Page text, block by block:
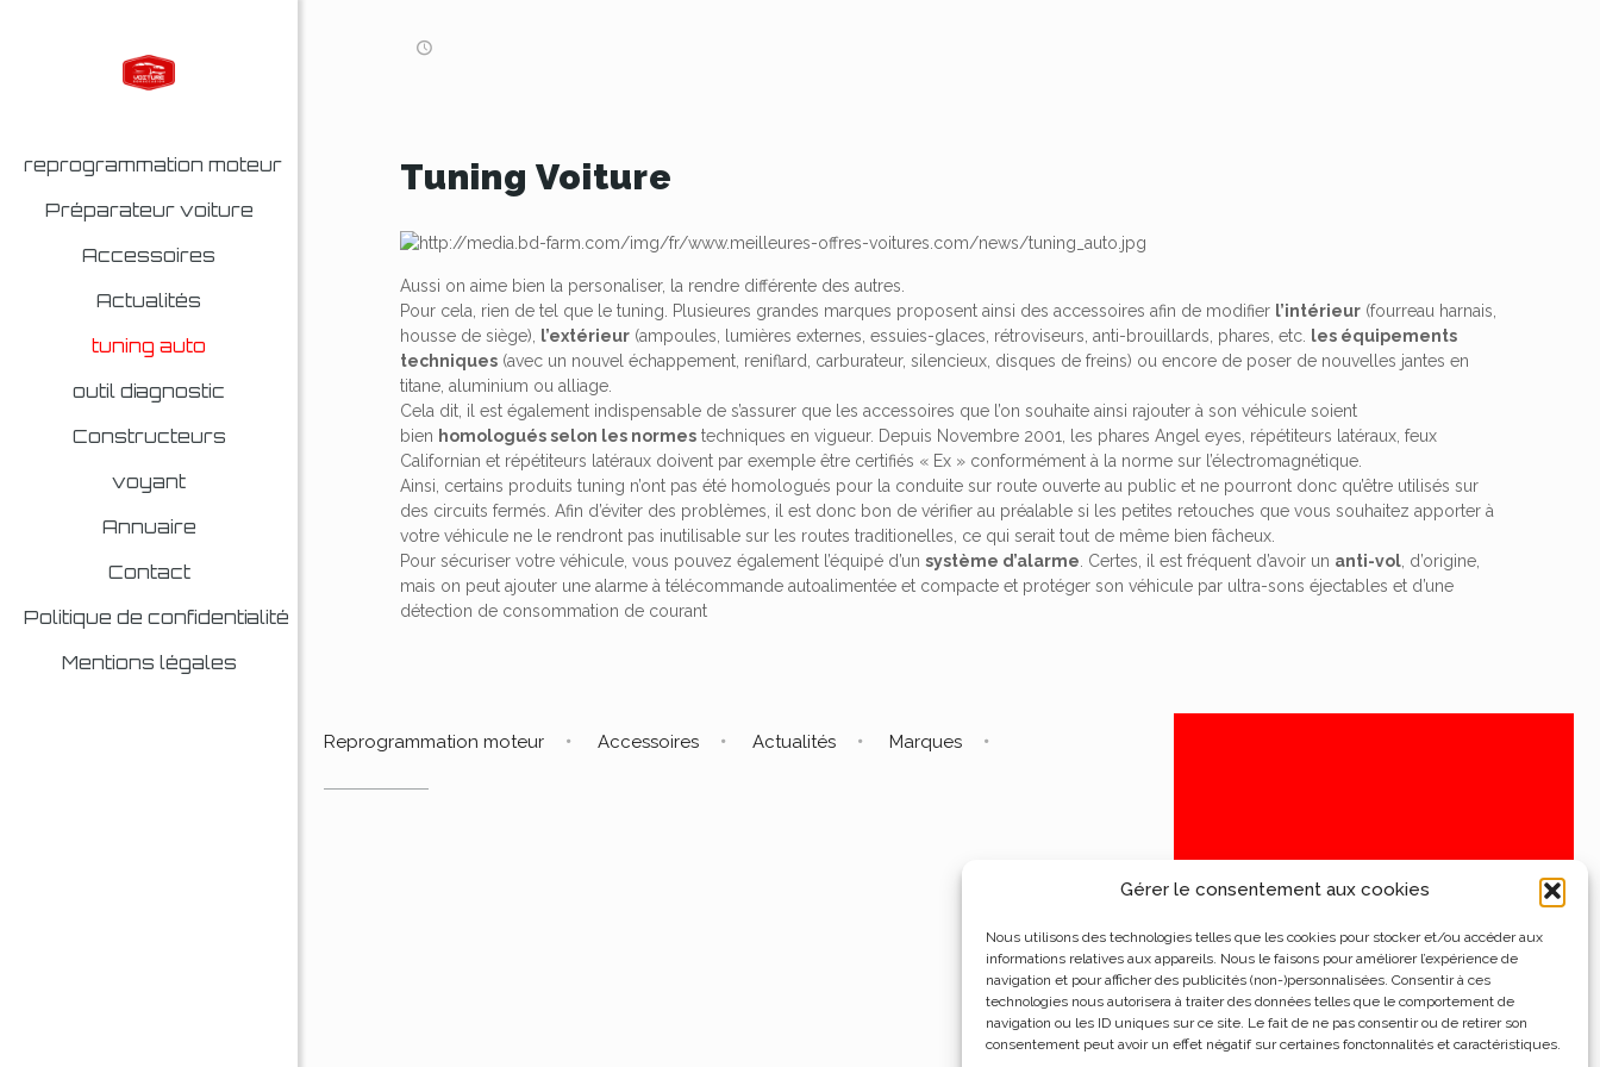
Gérer le consentement aux cookies
Nous utilisons des technologies telles que les cookies pour stocker et/ou accéder aux
informations relatives aux appareils. Nous le faisons pour améliorer l’expérience de
navigation et pour afficher des publicités (non-)personnalisées. Consentir à ces
technologies nous autorisera à traiter des données telles que le comportement de
navigation ou les ID uniques sur ce site. Le fait de ne pas consentir ou de retirer son
consentement peut avoir un effet négatif sur certaines fonctonnalités et caractéristiques.
reprogrammation moteur
Préparateur voiture
Accessoires
Actualités
tuning auto
outil diagnostic
Constructeurs
voyant
Annuaire
Contact
Politique de confidentialité
Mentions légales
Tuning Voiture
Aussi on aime bien la personaliser, la rendre différente des autres.
Pour cela, rien de tel que le tuning. Plusieures grandes marques proposent ainsi des accessoires afin de modifier l’intérieur (fourreau harnais,
housse de siège),
l’extérieur (ampoules, lumières externes, essuies-glaces, rétroviseurs, anti-brouillards, phares, etc.
les équipements
techniques (avec un nouvel échappement, reniflard, carburateur, silencieux, disques de freins) ou encore de poser de nouvelles jantes en
titane, aluminium ou alliage.
Cela dit, il est également indispensable de s’assurer que les accessoires que l’on souhaite ainsi rajouter à son véhicule soient
bien homologués selon les normes techniques en vigueur. Depuis Novembre 2001, les phares Angel eyes, répétiteurs latéraux, feux
Californian et répétiteurs latéraux doivent par exemple être certifiés « Ex » conformément à la norme sur l’électromagnétique.
Ainsi, certains produits tuning n’ont pas été homologués pour la conduite sur route ouverte au public et ne pourront donc qu’être utilisés sur
des circuits fermés. Afin d’éviter des problèmes, il est donc bon de vérifier au préalable si les petites retouches que vous souhaitez apporter à
votre véhicule ne le rendront pas inutilisable sur les routes traditionelles, ce qui serait tout de même bien fâcheux.
Pour sécuriser votre véhicule, vous pouvez également l’équipé d’unsystème d’alarme . Certes, il est fréquent d’avoir un anti-vol , d’origine,
mais on peut ajouter une alarme à télécommande autoalimentée et compacte et protéger son véhicule par ultra-sons éjectables et d’une
détection de consommation de courant
Reprogrammation moteur Accessoires Actualités Marques